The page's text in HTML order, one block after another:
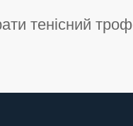
тенісний